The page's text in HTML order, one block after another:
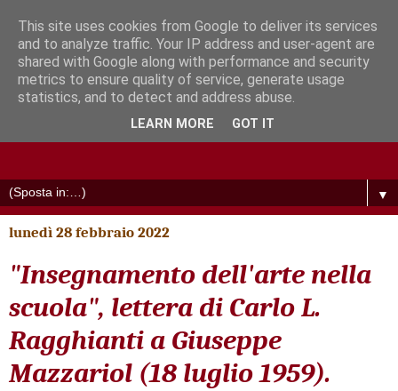
▼
lunedì 28 febbraio 2022
"Insegnamento dell'arte nella
scuola", lettera di Carlo L.
Ragghianti a Giuseppe
Mazzariol (18 luglio 1959).
This site uses cookies from Google to deliver its services
and to analyze traffic. Your IP address and user-agent are
shared with Google along with performance and security
metrics to ensure quality of service, generate usage
statistics, and to detect and address abuse.
LEARN MORE GOT IT